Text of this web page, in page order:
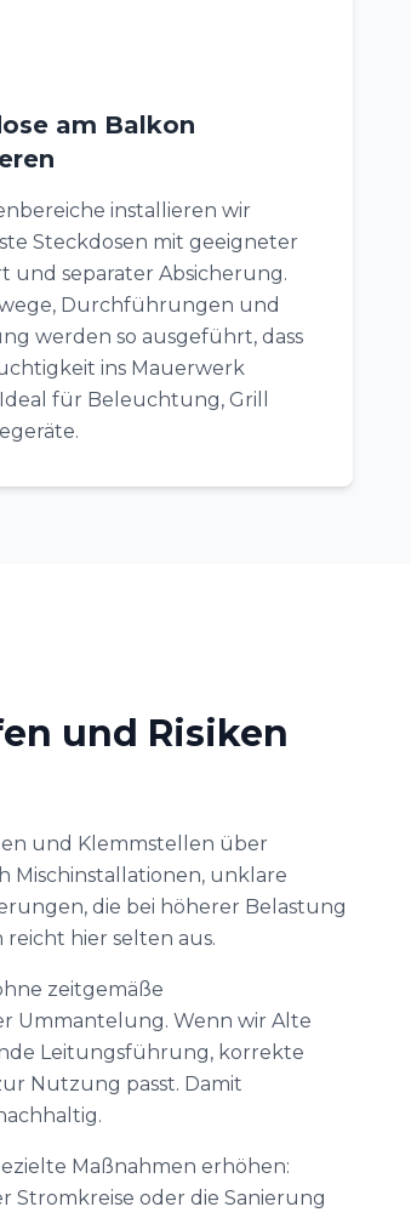
am Balkon
installieren wir
Steckdosen mit geeigneter
und separater Absicherung.
Durchführungen und
werden so ausgeführt, dass
ins Mauerwerk
für Beleuchtung, Grill
und Risiken
und Klemmstellen über
Mischinstallationen, unklare
die bei höherer Belastung
hier selten aus.
zeitgemäße
Ummantelung. Wenn wir Alte
Leitungsführung, korrekte
Nutzung passt. Damit
Maßnahmen erhöhen:
Stromkreise oder die Sanierung